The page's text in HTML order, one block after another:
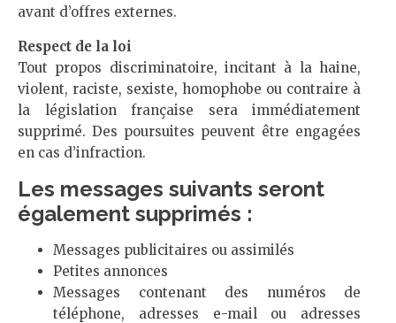
avant d’offres externes.
Respect de la loi
Tout propos discriminatoire, incitant à la haine,
violent, raciste, sexiste, homophobe ou contraire à
la législation française sera immédiatement
supprimé. Des poursuites peuvent être engagées
en cas d’infraction.
Les messages suivants seront
également supprimés :
Messages publicitaires ou assimilés
Petites annonces
Messages contenant des numéros de
téléphone, adresses e-mail ou adresses